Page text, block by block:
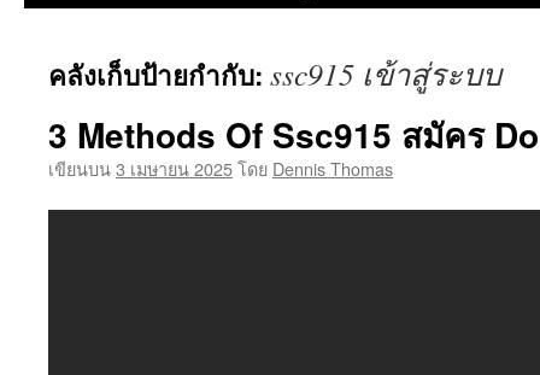
เนื้อหา
คลังเก็บป้ายกำกับ: ssc915 เข้าสู่ระบบ
3 Methods Of Ssc915 สมัคร
เขียนบน3 เมษายน 2025โดย Dennis Thomas